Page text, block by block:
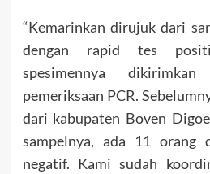
“Kemarinkan dirujuk dari
dengan rapid tes
spesimennya
pemeriksaan PCR.
dari kabupaten Boven
sampelnya, ada 11 orang
negatif. Kami sudah